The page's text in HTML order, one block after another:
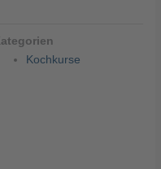
Kochkurse